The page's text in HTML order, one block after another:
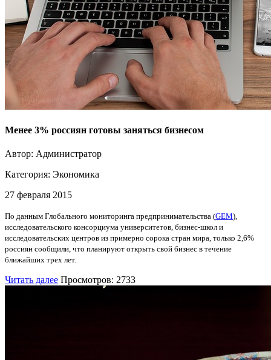
Менее 3% россиян готовы заняться бизнесом
Автор: Администратор
Категория: Экономика
27 февраля 2015
По данным Глобального мониторинга предпринимательства (GEM),
исследовательского консорциума университетов, бизнес-школ и
исследовательских центров из примерно сорока стран мира, только 2,6%
россиян сообщили, что планируют открыть свой бизнес в течение
ближайших трех лет.
Читать далее Просмотров: 2733